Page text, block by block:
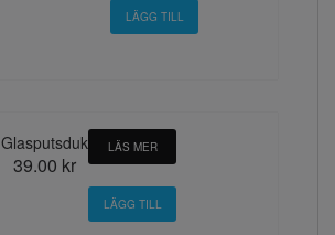
Glasputsduk
39.00 kr
LÄS MER